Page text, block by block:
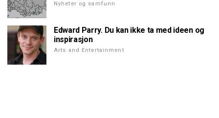
Nyheter og samfunn
Edward Parry. Du kan ikke ta med ideen og
inspirasjon
Arts and Entertainment